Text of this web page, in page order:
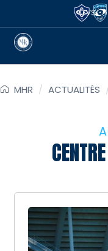
VS
MHR / ACTUALITÉS